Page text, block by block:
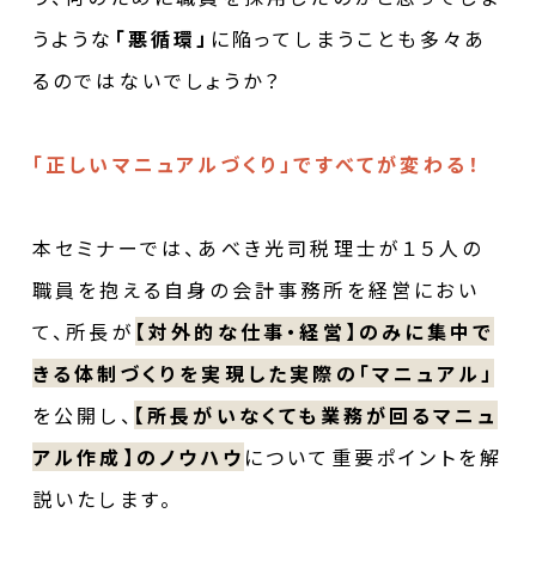
うような 「悪循環」 に陥ってしまうことも多々あ
るのではないでしょうか？
「正しいマニュアルづくり」ですべてが変わる！
本セミナーでは、あべき光司税理士が１５人の
職員を抱える自身の会計事務所を経営におい
て、所長が 【対外的な仕事・経営】のみに集中で
きる体制づくりを実現した実際の「マニュアル」
を公開し、 【所長がいなくても業務が回るマニュ
アル作成】のノウハウ について重要ポイントを解
説いたします。